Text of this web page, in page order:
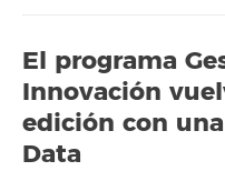
El programa
Innovación
edición con
Data